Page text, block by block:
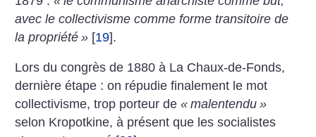
avec le collectivisme comme forme transitoire de
la propriété » [19].
Lors du congrès de 1880 à La Chaux-de-Fonds,
dernière étape : on répudie finalement le mot
collectivisme, trop porteur de« malentendu »
selon Kropotkine, à présent que les socialistes